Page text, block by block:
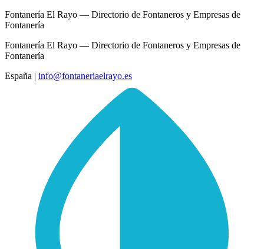
Fontanería El Rayo — Directorio de Fontaneros y Empresas de
Fontanería
Fontanería El Rayo — Directorio de Fontaneros y Empresas de
Fontanería
España | info@fontaneriaelrayo.es